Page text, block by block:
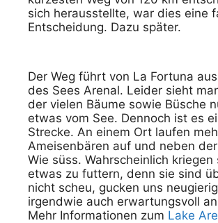
sich herausstellte, war dies eine
Entscheidung. Dazu später.
Der Weg führt von La Fortuna
des Sees Arenal. Leider sieht
der vielen Bäume sowie Büsche
etwas vom See. Dennoch ist es
Strecke. An einem Ort laufen
Ameisenbären auf und neben
Wie süss. Wahrscheinlich kriegen
etwas zu futtern, denn sie sind
nicht scheu, gucken uns
irgendwie auch erwartungsvoll
Mehr Informationen zum Lake